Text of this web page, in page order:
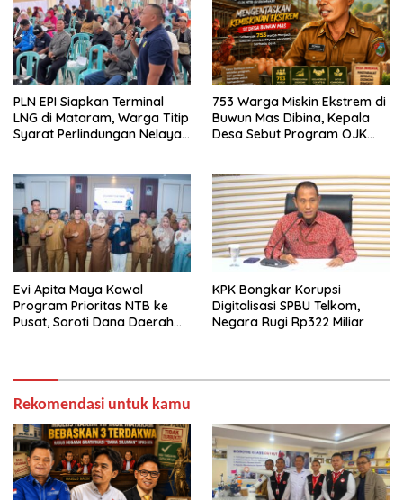
PLN EPI Siapkan Terminal
LNG di Mataram, Warga Titip
Syarat Perlindungan Nelayan
753 Warga Miskin Ekstrem di
Buwun Mas Dibina, Kepala
Desa Sebut Program OJK
Evi Apita Maya Kawal
Program Prioritas NTB ke
Pusat, Soroti Dana Daerah
KPK Bongkar Korupsi
Digitalisasi SPBU Telkom,
Negara Rugi Rp322 Miliar
Rekomendasi untuk kamu